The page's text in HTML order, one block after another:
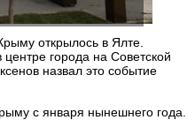
открылось в Ялте.
города на Советской
назвал это событие
с января нынешнего года.